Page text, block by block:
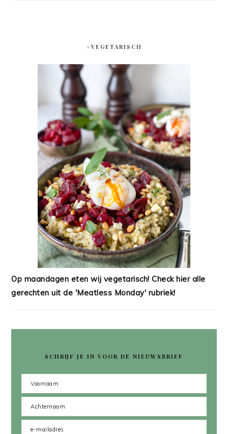
#VEGETARISCH
Op maandagen eten wij vegetarisch! Check hier alle
gerechten uit de 'Meatless Monday' rubriek!
SCHRIJF JE IN VOOR DE NIEUWSBRIEF